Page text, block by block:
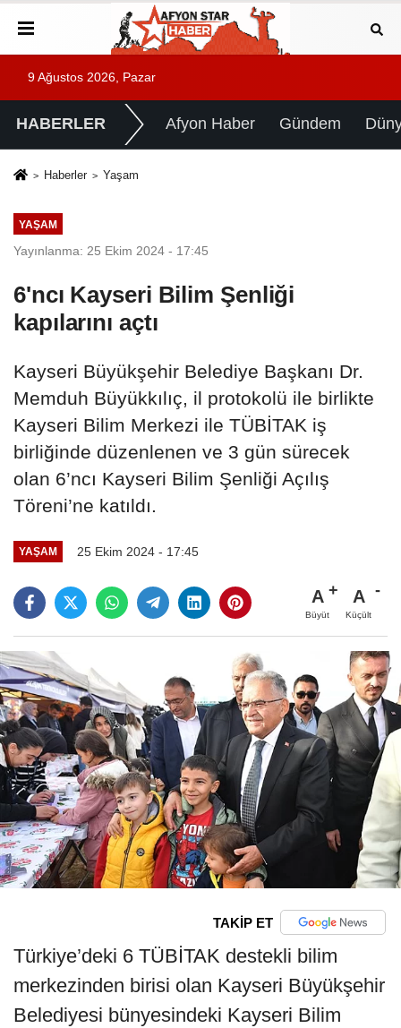
9 Ağustos 2026, Pazar
HABERLER Afyon Haber Gündem
Haberler Yaşam
YAŞAM
Yayınlanma: 25 Ekim 2024 - 17:45
6'ncı Kayseri Bilim Şenliği
kapılarını açtı
Kayseri Büyükşehir Belediye Başkanı Dr.
Memduh Büyükkılıç, il protokolü ile birlikte
Kayseri Bilim Merkezi ile TÜBİTAK iş
birliğinde düzenlenen ve 3 gün sürecek
olan 6’ncı Kayseri Bilim Şenliği Açılış
Töreni’ne katıldı.
YAŞAM 25 Ekim 2024 - 17:45
A
Büyüt
A
Küçült
TAKİP ET
Türkiye’deki 6 TÜBİTAK destekli bilim
merkezinden birisi olan Kayseri Büyükşehir
Belediyesi bünyesindeki Kayseri Bilim